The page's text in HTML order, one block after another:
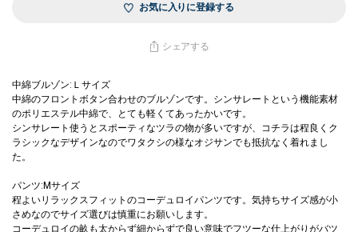
お気に入りに登録する
シェアする
中綿ブルゾン:Ｌサイズ
中綿のフロントボタン合わせのブルゾンです。シンサレートという機能素材
のポリエステル中綿で、とても軽くてあったかいです。
シンサレート使うとスポーティなツラの物が多いですが、コチラは程良くク
ラシックなデザインなのでワタクシの様なオジサンでも抵抗なく着れまし
た。
パンツ:Mサイズ
程よいリラックスフィットのコーデュロイパンツです。気持ちサイズ感が小
さめなのでサイズ選びは慎重にお願いします。
コーデュロイの畝も太からず細からずで良い意味でフツーな仕上がりがバツ